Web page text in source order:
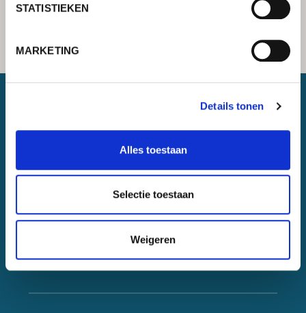
STATISTIEKEN
MARKETING
Details tonen
Alles toestaan
Selectie toestaan
Weigeren
+49 7191 503-0
info(at)lorch.eu
71549 Auenwald
Contact
Google Maps